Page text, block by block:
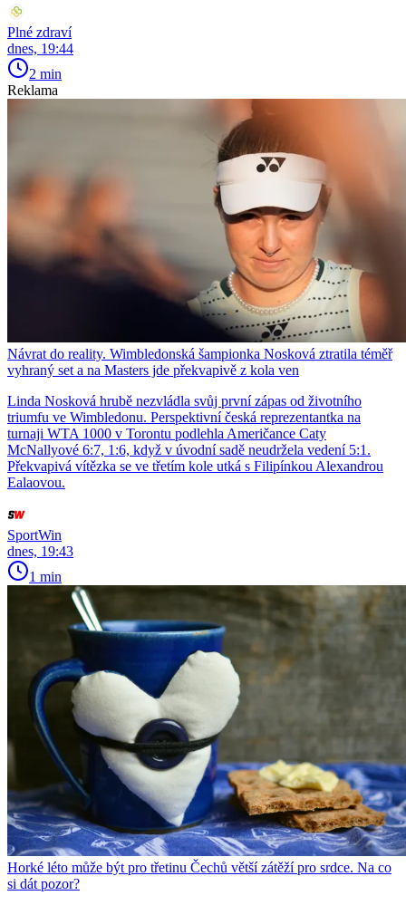
Plné zdraví
dnes, 19:44
2 min
Reklama
Návrat do reality. Wimbledonská šampionka Nosková ztratila téměř
vyhraný set a na Masters jde překvapivě z kola ven
Linda Nosková hrubě nezvládla svůj první zápas od životního
triumfu ve Wimbledonu. Perspektivní česká reprezentantka na
turnaji WTA 1000 v Torontu podlehla Američance Caty
McNallyové 6:7, 1:6, když v úvodní sadě neudržela vedení 5:1.
Překvapivá vítězka se ve třetím kole utká s Filipínkou Alexandrou
Ealaovou.
SportWin
dnes, 19:43
1 min
Horké léto může být pro třetinu Čechů větší zátěží pro srdce. Na co
si dát pozor?